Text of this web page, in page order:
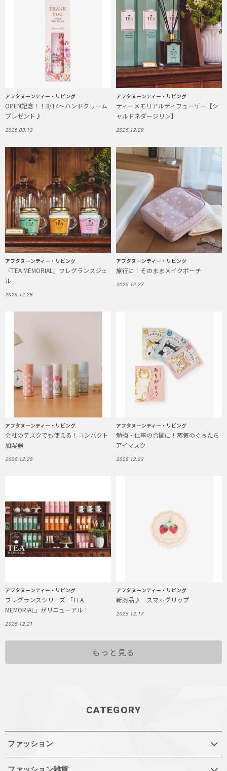
アフタヌーンティー・リビング
OPEN記念！！3/14～ハンドクリーム
プレゼント♪
2026.03.13
アフタヌーンティー・リビング
ティーメモリアルディフューザー【シ
ャルドネダージリン】
2025.12.29
アフタヌーンティー・リビング
『TEA MEMORIAL』フレグランスジェ
ル
2025.12.28
アフタヌーンティー・リビング
旅行に！そのままメイクポーチ
2025.12.27
アフタヌーンティー・リビング
会社のデスクでも使える！コンパクト
加湿器
2025.12.25
アフタヌーンティー・リビング
勉強・仕事の合間に！蒸気のぐぅたら
アイマスク
2025.12.23
アフタヌーンティー・リビング
フレグランスシリーズ 「TEA
MEMORIAL」がリニューアル！
2025.12.21
アフタヌーンティー・リビング
新商品♪ スマホグリップ
2025.12.17
もっと見る
CATEGORY
ファッション